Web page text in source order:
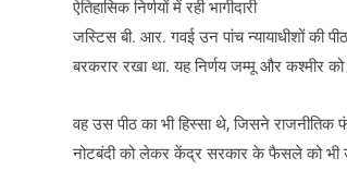
ऐतिहासिक निर्णयों में रही भागीदारी
जस्टिस बी. आर. गवई उन पांच न्यायाधीशों
बरकरार रखा था. यह निर्णय जम्मू और कश्मीर
वह उस पीठ का भी हिस्सा थे, जिसने राजनीतिक
नोटबंदी को लेकर केंद्र सरकार के फैसले को भी